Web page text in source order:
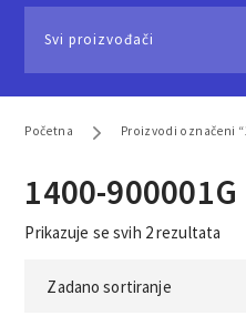
Svi proizvođači
Početna Proizvodi označeni
1400-900001G
Prikazuje se svih 2 rezultata